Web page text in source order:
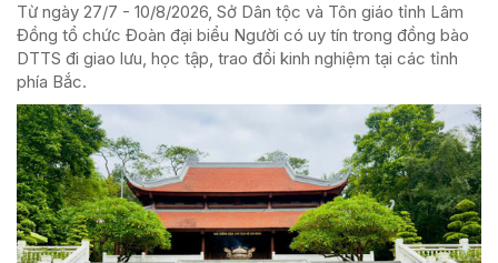
Từ ngày 27/7 - 10/8/2026, Sở Dân tộc và Tôn giáo tỉnh Lâm
Đồng tổ chức Đoàn đại biểu Người có uy tín trong đồng bào
DTTS đi giao lưu, học tập, trao đổi kinh nghiệm tại các tỉnh
phía Bắc.